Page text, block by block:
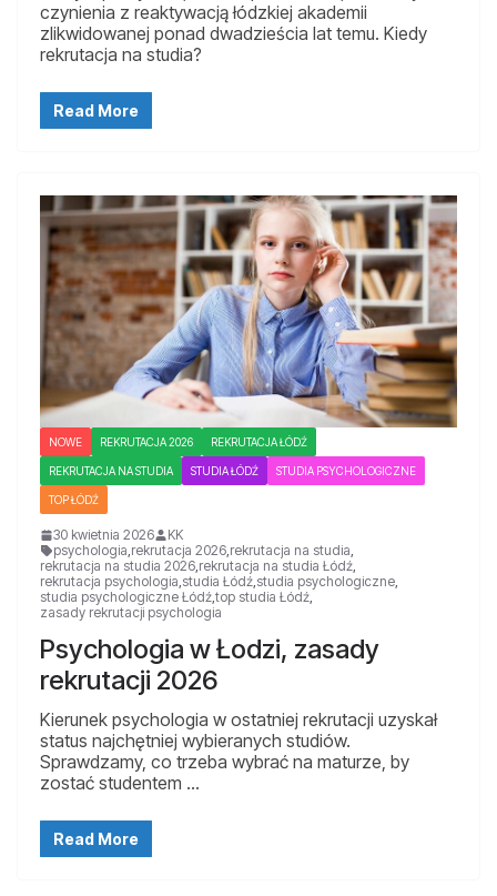
czynienia z reaktywacją łódzkiej akademii
zlikwidowanej ponad dwadzieścia lat temu. Kiedy
rekrutacja na studia?
Read More
NOWE REKRUTACJA 2026 REKRUTACJA ŁÓDŹ
REKRUTACJA NA STUDIA STUDIA ŁÓDŹ STUDIA PSYCHOLOGICZNE
TOP ŁÓDŹ
30 kwietnia 2026
KK
psychologia,rekrutacja 2026,rekrutacja na studia,
rekrutacja na studia 2026,rekrutacja na studia Łódź,
rekrutacja psychologia,studia Łódź,studia psychologiczne,
studia psychologiczne Łódź,top studia Łódź,
zasady rekrutacji psychologia
Psychologia w Łodzi, zasady
rekrutacji 2026
Kierunek psychologia w ostatniej rekrutacji uzyskał
status najchętniej wybieranych studiów.
Sprawdzamy, co trzeba wybrać na maturze, by
zostać studentem …
Read More